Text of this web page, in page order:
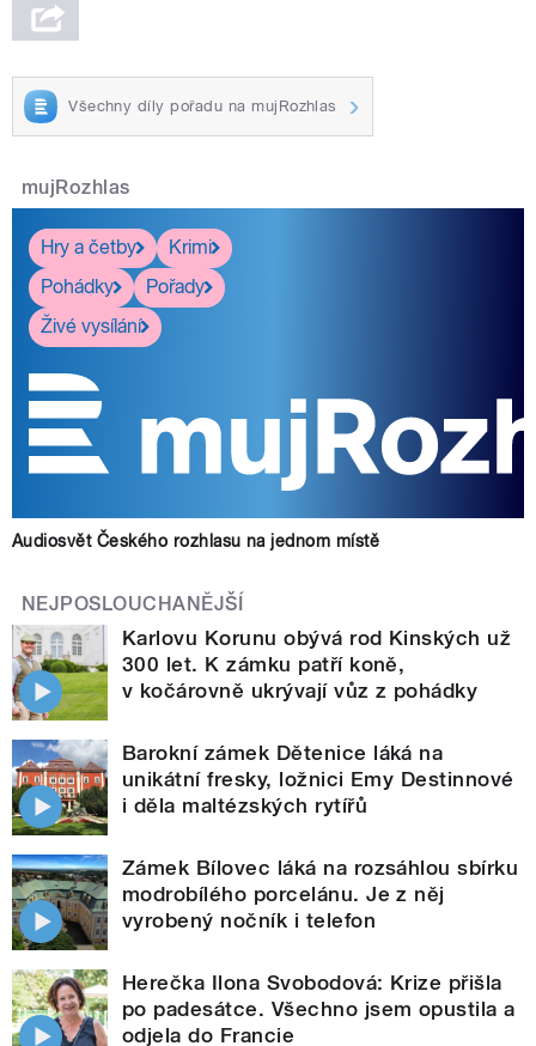
Všechny díly pořadu na mujRozhlas
mujRozhlas
Hry a četby
Krimi
Pohádky
Pořady
Živé vysílání
Audiosvět Českého rozhlasu na jednom místě
NEJPOSLOUCHANĚJŠÍ
Karlovu Korunu obývá rod Kinských už
300 let. K zámku patří koně,
v kočárovně ukrývají vůz z pohádky
Barokní zámek Dětenice láká na
unikátní fresky, ložnici Emy Destinnové
i děla maltézských rytířů
Zámek Bílovec láká na rozsáhlou sbírku
modrobílého porcelánu. Je z něj
vyrobený nočník i telefon
Herečka Ilona Svobodová: Krize přišla
po padesátce. Všechno jsem opustila a
odjela do Francie